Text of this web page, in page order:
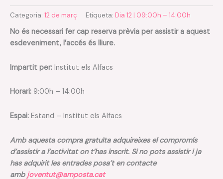
Categoria: 12 de març Etiqueta: Dia 12 | 09:00h – 14:00h
No és necessari fer cap reserva prèvia per assistir a aquest
esdeveniment, l’accés és lliure.
Impartit per: Institut els Alfacs
Horari: 9:00h – 14:00h
Espai: Estand – Institut els Alfacs
Amb aquesta compra gratuïta adquireixes el compromís
d’assistir a l’activitat on t’has inscrit. Si no pots assistir i ja
has adquirit les entrades posa’t en contacte
amb joventut@amposta.cat